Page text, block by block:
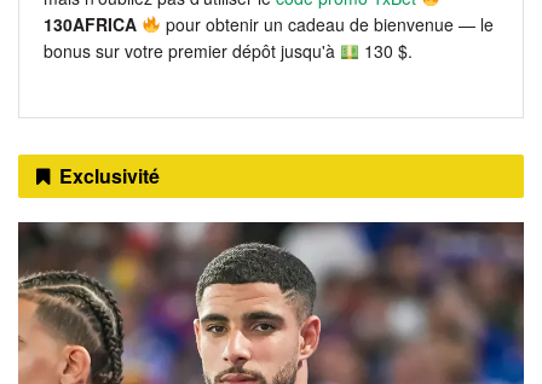
130AFRICA
pour obtenir un cadeau de bienvenue — le
bonus sur votre premier dépôt jusqu'à
130 $.
Exclusivité